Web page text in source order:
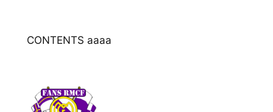
CONTENTS aaaa